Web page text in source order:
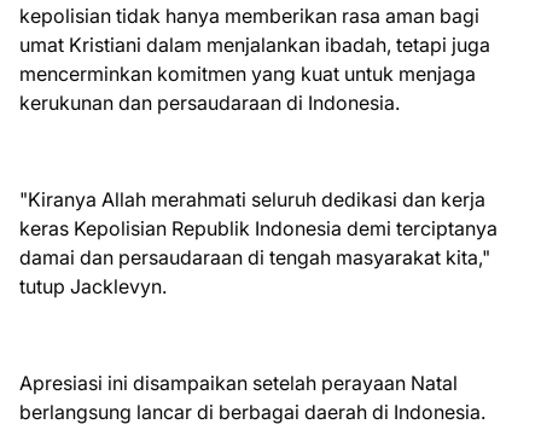
kepolisian tidak hanya memberikan rasa aman bagi
umat Kristiani dalam menjalankan ibadah, tetapi juga
mencerminkan komitmen yang kuat untuk menjaga
kerukunan dan persaudaraan di Indonesia.
"Kiranya Allah merahmati seluruh dedikasi dan kerja
keras Kepolisian Republik Indonesia demi terciptanya
damai dan persaudaraan di tengah masyarakat kita,"
tutup Jacklevyn.
Apresiasi ini disampaikan setelah perayaan Natal
berlangsung lancar di berbagai daerah di Indonesia.